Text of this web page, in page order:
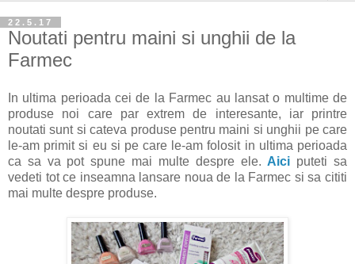
22.5.17
Noutati pentru maini si unghii de la
Farmec
In ultima perioada cei de la Farmec au lansat o multime de
produse noi care par extrem de interesante, iar printre
noutati sunt si cateva produse pentru maini si unghii pe care
le-am primit si eu si pe care le-am folosit in ultima perioada
ca sa va pot spune mai multe despre ele. Aici puteti sa
vedeti tot ce inseamna lansare noua de la Farmec si sa cititi
mai multe despre produse.